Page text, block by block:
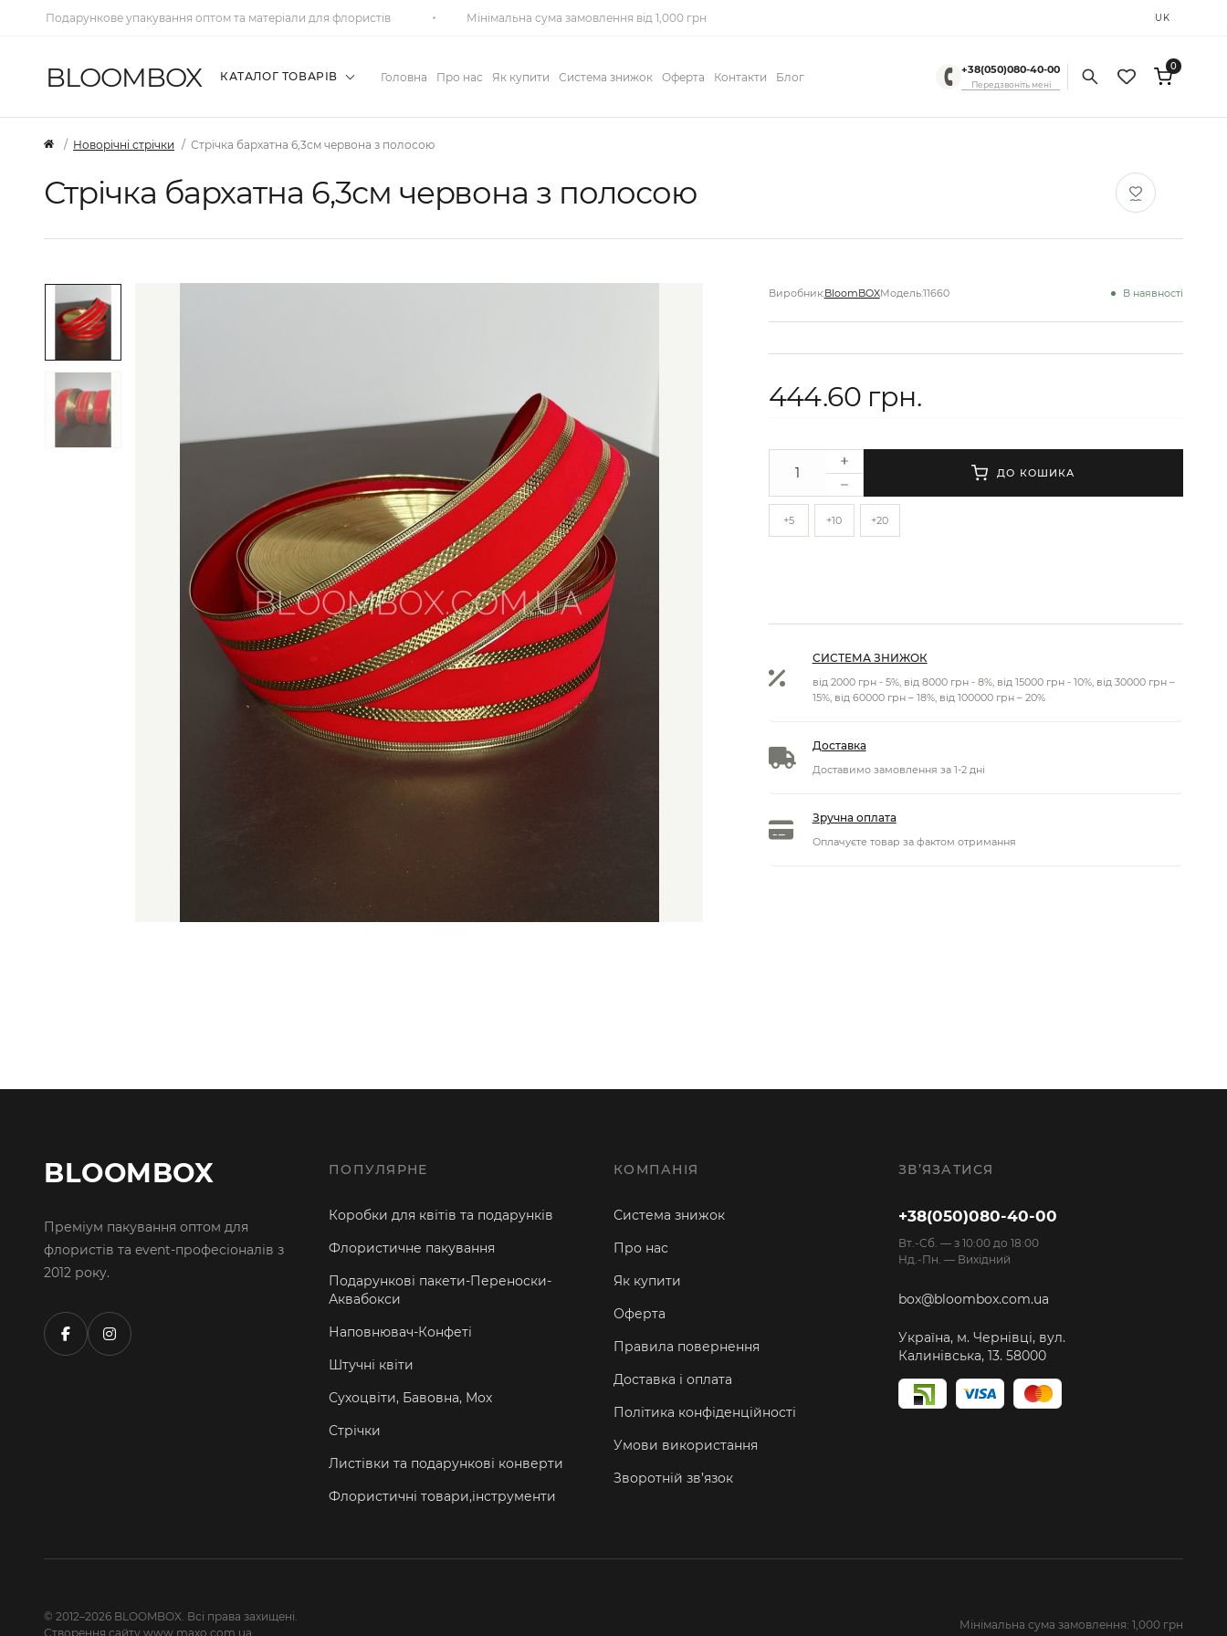
Подарункове упакування оптом та матеріали для флористів Мінімальна сума замовлення від 1,000 грн UK
BLOOMBOX КАТАЛОГ ТОВАРІВ Головна Про нас Як купити Система знижок Оферта Контакти Блог
+38(050)080-40-00
Передзвоніть мені
0
Новорічні стрічки Стрічка бархатна 6,3см червона з полосою
Стрічка бархатна 6,3см червона з полосою
Виробник:BloomBOXМодель:11660 В наявності
444.60 грн.
+5 +10 +20
ДО КОШИКА
СИСТЕМА ЗНИЖОК
від 2000 грн - 5%, від 8000 грн - 8%, від 15000 грн - 10%, від 30000 грн –
15%, від 60000 грн – 18%, від 100000 грн – 20%
Доставка
Доставимо замовлення за 1-2 дні
Зручна оплата
Оплачуєте товар за фактом отримання
BLOOMBOX
Преміум пакування оптом для
флористів та event-професіоналів з
2012 року.
ПОПУЛЯРНЕ
Коробки для квітів та подарунків
Флористичне пакування
Подарункові пакети-Переноски-
Аквабокси
Наповнювач-Конфеті
Штучні квіти
Сухоцвіти, Бавовна, Мох
Стрічки
Листівки та подарункові конверти
Флористичні товари,інструменти
КОМПАНІЯ
Система знижок
Про нас
Як купити
Оферта
Правила повернення
Доставка і оплата
Політика конфіденційності
Умови використання
Зворотній зв’язок
ЗВ’ЯЗАТИСЯ
+38(050)080-40-00
Вт.-Cб. — з 10:00 до 18:00
Нд.-Пн. — Вихідний
box@bloombox.com.ua
Україна, м. Чернівці, вул.
Калинівська, 13. 58000
© 2012–2026 BLOOMBOX. Всі права захищені.
Створення сайту www.maxo.com.ua
Мінімальна сума замовлення: 1,000 грн